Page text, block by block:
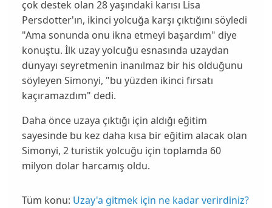
çok destek olan 28 yaşındaki karısı Lisa
Persdotter'ın, ikinci yolcuğa karşı çıktığını söyledi
"Ama sonunda onu ikna etmeyi başardım" diye
konuştu. İlk uzay yolcuğu esnasında uzaydan
dünyayı seyretmenin inanılmaz bir his olduğunu
söyleyen Simonyi, "bu yüzden ikinci fırsatı
kaçıramazdım" dedi.
Daha önce uzaya çıktığı için aldığı eğitim
sayesinde bu kez daha kısa bir eğitim alacak olan
Simonyi, 2 turistik yolcuğu için toplamda 60
milyon dolar harcamış oldu.
Tüm konu: Uzay'a gitmek için ne kadar verirdiniz?